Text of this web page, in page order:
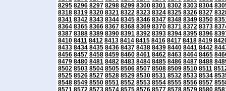
8295 8296 8297 8298 8299 8300 8301 8302 8303 8304
8318 8319 8320 8321 8322 8323 8324 8325 8326 8327
8341 8342 8343 8344 8345 8346 8347 8348 8349 8350
8364 8365 8366 8367 8368 8369 8370 8371 8372 8373
8387 8388 8389 8390 8391 8392 8393 8394 8395 8396
8410 8411 8412 8413 8414 8415 8416 8417 8418 8419
8433 8434 8435 8436 8437 8438 8439 8440 8441 8442
8456 8457 8458 8459 8460 8461 8462 8463 8464 8465
8479 8480 8481 8482 8483 8484 8485 8486 8487 8488
8502 8503 8504 8505 8506 8507 8508 8509 8510 8511
8525 8526 8527 8528 8529 8530 8531 8532 8533 8534
8548 8549 8550 8551 8552 8553 8554 8555 8556 8557
8571 8572 8573 8574 8575 8576 8577 8578 8579 8580